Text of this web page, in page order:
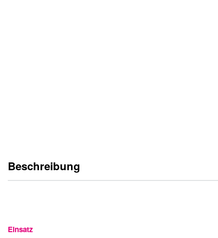
Beschreibung
Einsatz